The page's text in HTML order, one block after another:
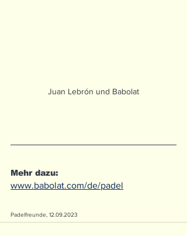
Juan Lebrón und Babolat
Mehr dazu:
www.babolat.com/de/padel
Padelfreunde, 12.09.2023